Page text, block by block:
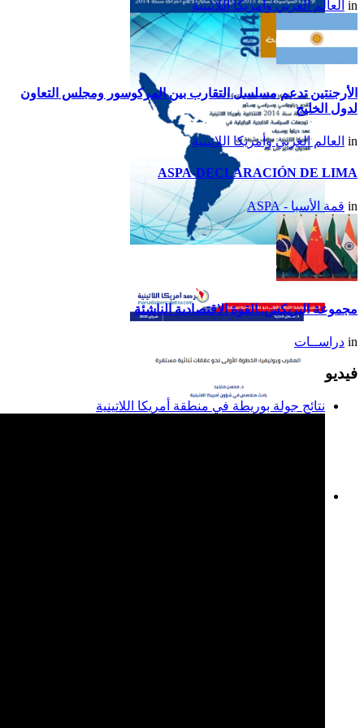
2015
تقرير أمريكا اللاتينية لسنة
2014
in العالم العربي وأمريكا اللاتينية
الأرجنتين تدعم مسلسل التقارب بين المركوسور ومجلس التعاون
لدول الخليج
in العالم العربي وأمريكا اللاتينية
ASPA-DECLARACIÓN DE LIMA
in قمة الأسبا - ASPA
مجموعة البريكس..القوة الاقتصادية الناشئة
in دراســات
فيديو
نتائج جولة بوريطة في منطقة أمريكا اللاتينية